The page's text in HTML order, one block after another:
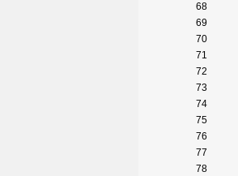
68
69
70
71
72
73
74
75
76
77
78